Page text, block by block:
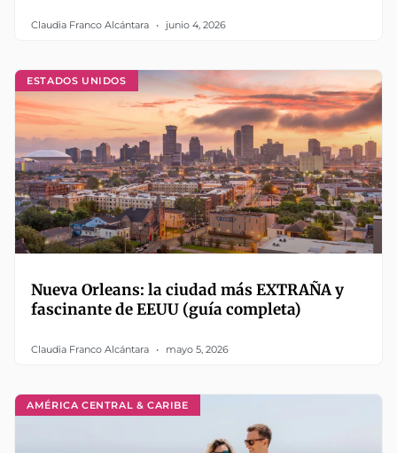
Claudia Franco Alcántara junio 4, 2026
ESTADOS UNIDOS
Nueva Orleans: la ciudad más EXTRAÑA y
fascinante de EEUU (guía completa)
Claudia Franco Alcántara mayo 5, 2026
AMÉRICA CENTRAL & CARIBE